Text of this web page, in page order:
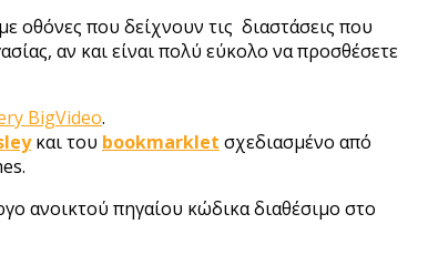
οθόνες που δείχνουν τις διαστάσεις που
αν και είναι πολύ εύκολο να προσθέσετε
BigVideo.
και του bookmarklet σχεδιασμένο από
ανοικτού πηγαίου κώδικα διαθέσιμο στο